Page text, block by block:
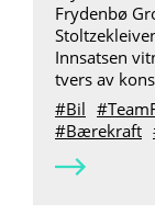
Frydenbø
Innsatsen
tvers av
Bil
Bærekraft